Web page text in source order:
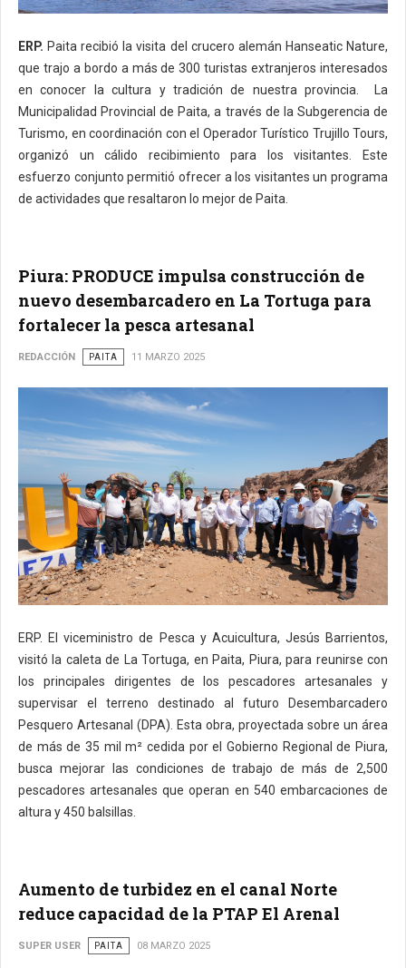
ERP. Paita recibió la visita del crucero alemán Hanseatic Nature,
que trajo a bordo a más de 300 turistas extranjeros interesados
en conocer la cultura y tradición de nuestra provincia. La
Municipalidad Provincial de Paita, a través de la Subgerencia de
Turismo, en coordinación con el Operador Turístico Trujillo Tours,
organizó un cálido recibimiento para los visitantes. Este
esfuerzo conjunto permitió ofrecer a los visitantes un programa
de actividades que resaltaron lo mejor de Paita.
Piura: PRODUCE impulsa construcción de
nuevo desembarcadero en La Tortuga para
fortalecer la pesca artesanal
REDACCIÓN PAITA 11 MARZO 2025
ERP. El viceministro de Pesca y Acuicultura, Jesús Barrientos,
visitó la caleta de La Tortuga, en Paita, Piura, para reunirse con
los principales dirigentes de los pescadores artesanales y
supervisar el terreno destinado al futuro Desembarcadero
Pesquero Artesanal (DPA). Esta obra, proyectada sobre un área
de más de 35 mil m² cedida por el Gobierno Regional de Piura,
busca mejorar las condiciones de trabajo de más de 2,500
pescadores artesanales que operan en 540 embarcaciones de
altura y 450 balsillas.
Aumento de turbidez en el canal Norte
reduce capacidad de la PTAP El Arenal
SUPER USER PAITA 08 MARZO 2025